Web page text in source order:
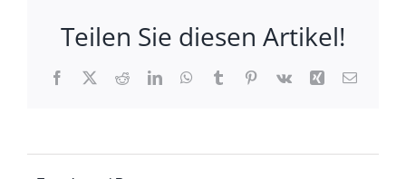
Teilen Sie diesen Artikel!
Facebook
X RedditLinkedInWhatsApp
TumblrPinterest
Vk Xing E-